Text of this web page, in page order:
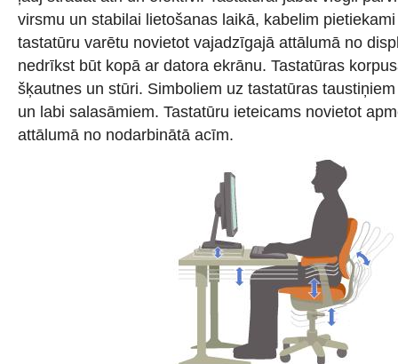
virsmu un stabilai lietošanas laikā, kabelim
tastatūru varētu novietot vajadzīgajā attālumā no
nedrīkst būt kopā ar datora ekrānu. Tastatūras
šķautnes un stūri. Simboliem uz tastatūras
un labi salasāmiem. Tastatūru ieteicams novietot
attālumā no nodarbinātā acīm.